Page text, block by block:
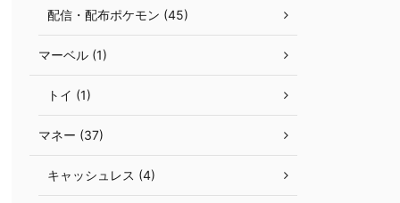
配信・配布ポケモン (45)
マーベル (1)
トイ (1)
マネー (37)
キャッシュレス (4)